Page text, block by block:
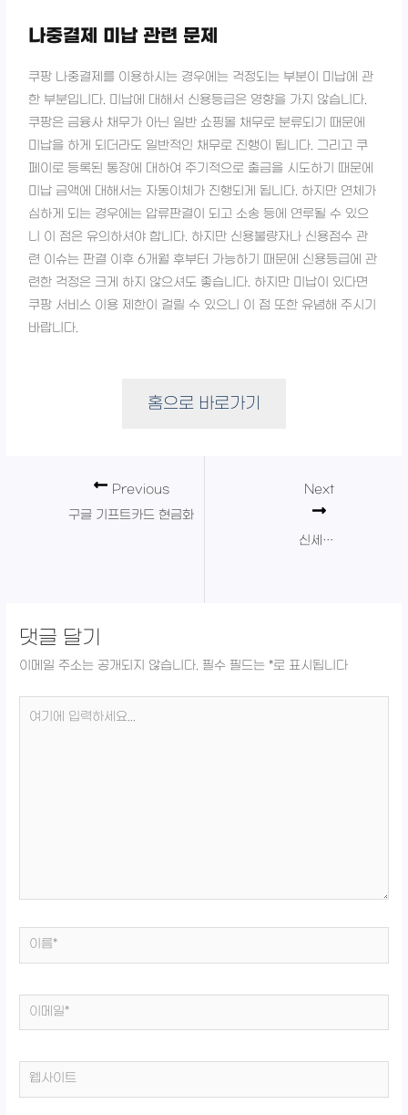
나중결제 미납 관련 문제
쿠팡 나중결제를 이용하시는 경우에는 걱정되는 부분이 미납에 관
한 부분입니다. 미납에 대해서 신용등급은 영향을 가지 않습니다.
쿠팡은 금융사 채무가 아닌 일반 쇼핑몰 채무로 분류되기 때문에
미납을 하게 되더라도 일반적인 채무로 진행이 됩니다. 그리고 쿠
페이로 등록된 통장에 대하여 주기적으로 출금을 시도하기 때문에
미납 금액에 대해서는 자동이체가 진행되게 됩니다. 하지만 연체가
심하게 되는 경우에는 압류판결이 되고 소송 등에 연루될 수 있으
니 이 점은 유의하셔야 합니다. 하지만 신용불량자나 신용점수 관
련 이슈는 판결 이후 6개월 후부터 가능하기 때문에 신용등급에 관
련한 걱정은 크게 하지 않으셔도 좋습니다. 하지만 미납이 있다면
쿠팡 서비스 이용 제한이 걸릴 수 있으니 이 점 또한 유념해 주시기
바랍니다.
홈으로 바로가기
Previous
구글 기프트카드 현금화
Next
신세계 상품권 현금화
댓글 달기
이메일 주소는 공개되지 않습니다. 필수 필드는*로 표시됩니다
름
메
웹
사